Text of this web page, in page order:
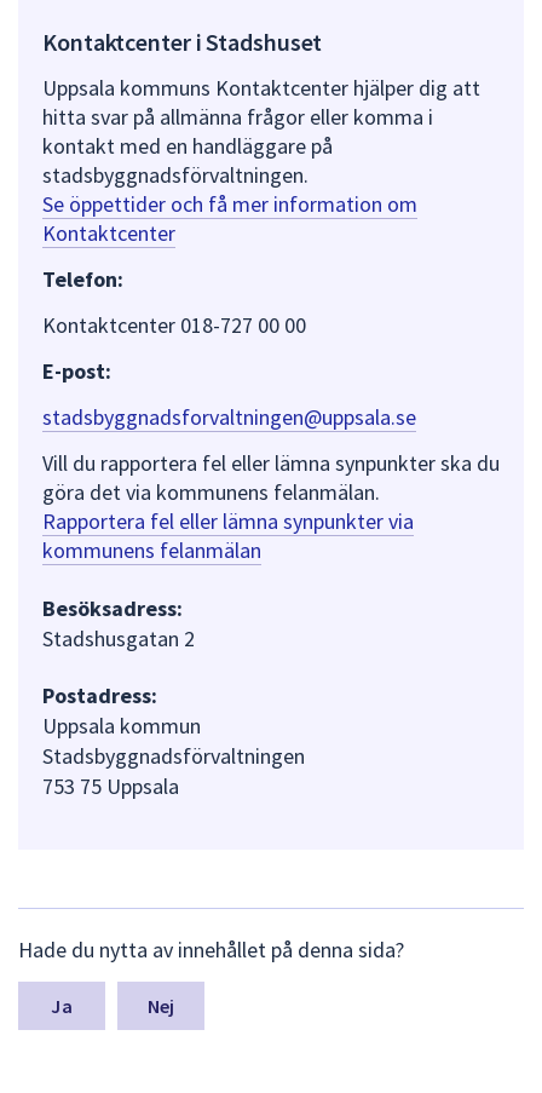
Kontaktcenter i Stadshuset
Uppsala kommuns Kontaktcenter hjälper dig att
hitta svar på allmänna frågor eller komma i
kontakt med en handläggare på
stadsbyggnadsförvaltningen.
Se öppettider och få mer information om
Kontaktcenter
Telefon:
Kontaktcenter 018-727 00 00
E-post:
stadsbyggnadsforvaltningen@uppsala.se
Vill du rapportera fel eller lämna synpunkter ska du
göra det via kommunens felanmälan.
Rapportera fel eller lämna synpunkter via
kommunens felanmälan
Besöksadress:
Stadshusgatan 2
Postadress:
Uppsala kommun
Stadsbyggnadsförvaltningen
753 75 Uppsala
ä
m
a
Hade du nytta av innehållet på denna sida?
Nej